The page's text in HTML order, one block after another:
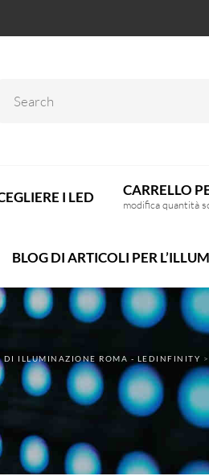
I LED CARRELLO
modifica quantità
BLOG DI ARTICOLI PER
DI ILLUMINAZIONE ROMA - LEDINFINITY >